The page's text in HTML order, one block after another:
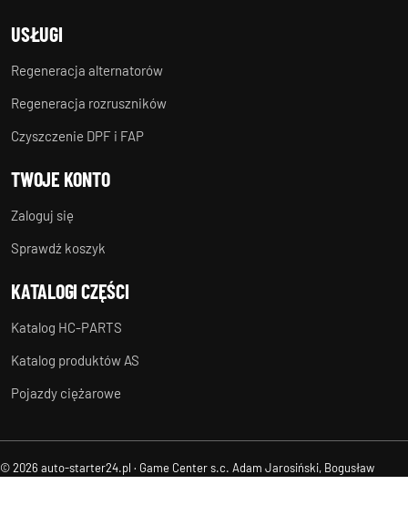
USŁUGI
Regeneracja alternatorów
Regeneracja rozruszników
Czyszczenie DPF i FAP
TWOJE KONTO
Zaloguj się
Sprawdź koszyk
KATALOGI CZĘŚCI
Katalog HC-PARTS
Katalog produktów AS
Pojazdy ciężarowe
© 2026 auto-starter24.pl · Game Center s.c. Adam Jarosiński, Bogusław